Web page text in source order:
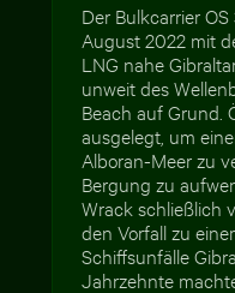
Der Bulkcarrier
August 2022 mit
LNG nahe
unweit des
Beach auf Grund.
ausgelegt, um
Alboran-Meer zu
Bergung zu
Wrack schließlich
den Vorfall zu
Schiffsunfälle
Jahrzehnte